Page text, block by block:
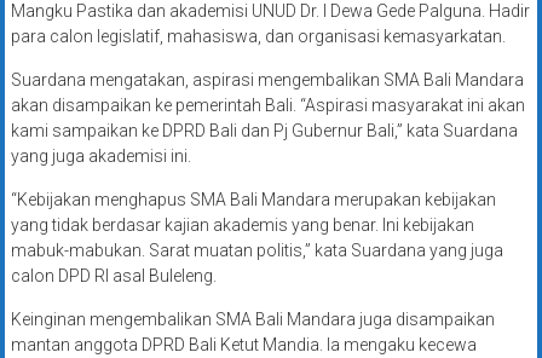
Mangku Pastika dan akademisi UNUD Dr. I Dewa Gede Palguna. Hadir
para calon legislatif, mahasiswa, dan organisasi kemasyarkatan.
Suardana mengatakan, aspirasi mengembalikan SMA Bali Mandara
akan disampaikan ke pemerintah Bali. “Aspirasi masyarakat ini akan
kami sampaikan ke DPRD Bali dan Pj Gubernur Bali,” kata Suardana
yang juga akademisi ini.
“Kebijakan menghapus SMA Bali Mandara merupakan kebijakan
yang tidak berdasar kajian akademis yang benar. Ini kebijakan
mabuk-mabukan. Sarat muatan politis,” kata Suardana yang juga
calon DPD RI asal Buleleng.
Keinginan mengembalikan SMA Bali Mandara juga disampaikan
mantan anggota DPRD Bali Ketut Mandia. Ia mengaku kecewa